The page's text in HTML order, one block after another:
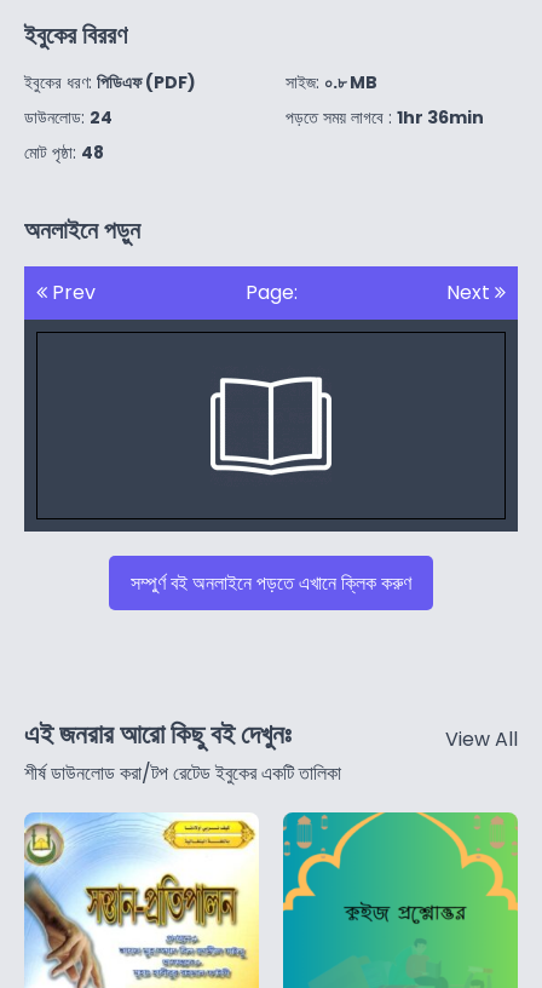
ইবুকের বিররণ
ইবুকের ধরণ: পিডিএফ (PDF)
ডাউনলোড: 24
মোট পৃষ্ঠা: 48
সাইজ: ০.৮ MB
পড়তে সময় লাগবে : 1hr 36min
অনলাইনে পড়ুন
Prev Page: Next
সম্পুর্ণ বই অনলাইনে পড়তে এখানে ক্লিক করুণ
এই জনরার আরো কিছু বই দেখুনঃ
শীর্ষ ডাউনলোড করা/টপ রেটেড ইবুকের একটি তালিকা
View All